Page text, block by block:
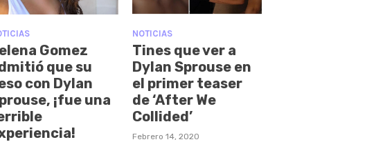
Gomez
que su
con Dylan
¡fue una
NOTICIAS
Tines que ver a
Dylan Sprouse en
el primer teaser
de ‘After We
Collided’
Febrero 14, 2020